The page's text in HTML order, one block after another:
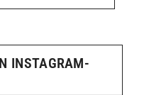
INSTAGRAM-